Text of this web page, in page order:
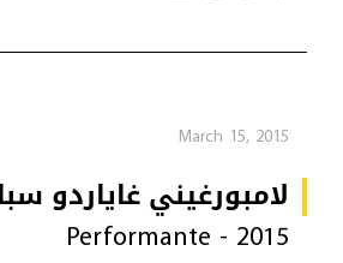
March 15, 2015
لامبورغيني غاياردو
Performante - 2015